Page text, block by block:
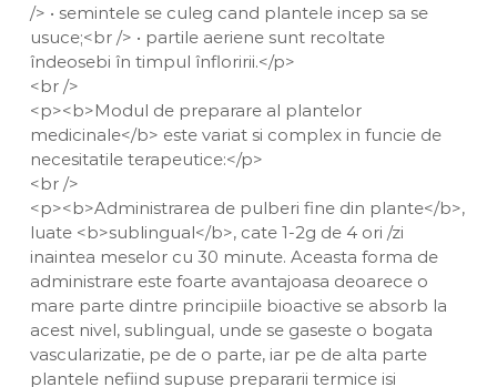
/> • semintele se culeg cand plantele incep sa se
usuce;<br /> • partile aeriene sunt recoltate
îndeosebi în timpul înfloririi.</p>
<br />
<p><b>Modul de preparare al plantelor
medicinale</b> este variat si complex in funcie de
necesitatile terapeutice:</p>
<br />
<p><b>Administrarea de pulberi fine din plante</b>,
luate <b>sublingual</b>, cate 1-2g de 4 ori /zi
inaintea meselor cu 30 minute. Aceasta forma de
administrare este foarte avantajoasa deoarece o
mare parte dintre principiile bioactive se absorb la
acest nivel, sublingual, unde se gaseste o bogata
vascularizatie, pe de o parte, iar pe de alta parte
plantele nefiind supuse prepararii termice isi